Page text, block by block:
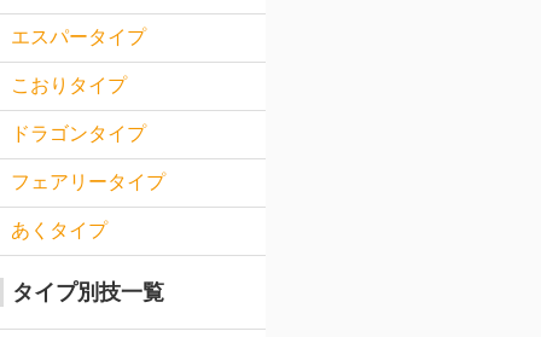
エスパータイプ
こおりタイプ
ドラゴンタイプ
フェアリータイプ
あくタイプ
タイプ別技一覧